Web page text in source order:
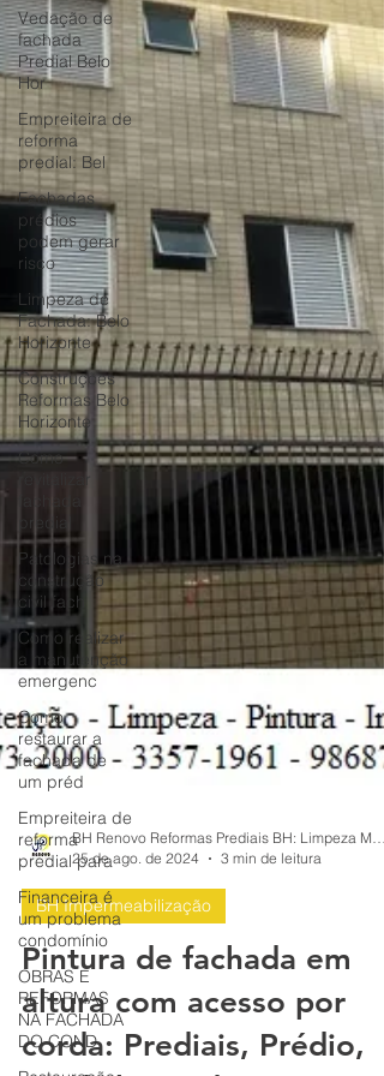
Vedação de
fachada
Predial Belo
Hor
Empreiteira de
reforma
predial: Bel
Fachadas
prédios
podem gerar
risco
Limpeza de
Fachada: Belo
Horizonte
Construções
Reformas Belo
Horizonte
Como
revitalizar
Patologias na
construção
civil fach
Como realizar
a manutenção
emergenc
Como
restaurar a
fachada de
um préd
Empreiteira de
reforma
predial para
Financeira é
um problema
condomínio
OBRAS E
REFORMAS
NA FACHADA
DO COND25 de ago. de 2024
3 min de leitura